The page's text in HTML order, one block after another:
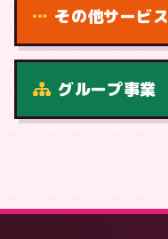
症状・内容から
その他サービス
グループ事業